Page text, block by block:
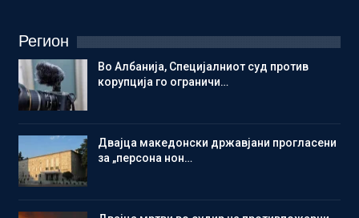
Регион
Во Албанија, Специјалниот суд против
корупција го ограничи…
Двајца македонски државјани прогласени
за „персона нон…